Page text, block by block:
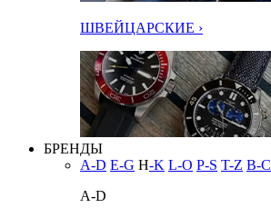
ШВЕЙЦАРСКИЕ ›
БРЕНДЫ
A-D E-G H-K L-O P-S T-Z В-С
A-D